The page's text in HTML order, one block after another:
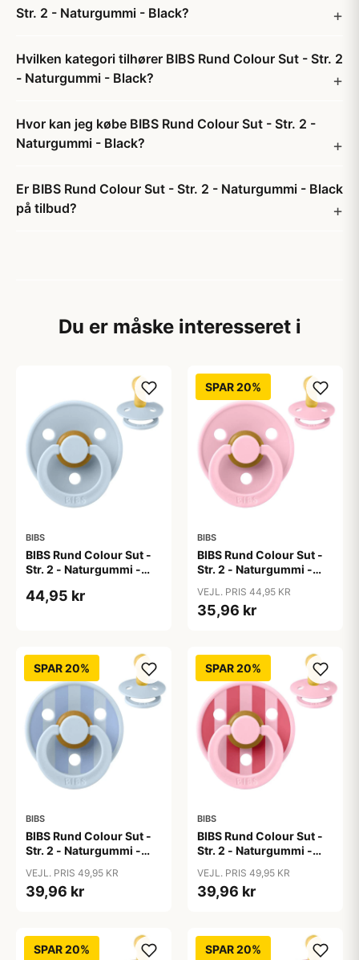
Str. 2 - Naturgummi - Black?
Hvilken kategori tilhører BIBS Rund Colour Sut - Str. 2
- Naturgummi - Black?
Hvor kan jeg købe BIBS Rund Colour Sut - Str. 2 -
Naturgummi - Black?
Er BIBS Rund Colour Sut - Str. 2 - Naturgummi - Black
på tilbud?
Du er måske interesseret i
BIBS
BIBS Rund Colour Sut -
Str. 2 - Naturgummi -
44,95 kr
SPAR 20%
BIBS
BIBS Rund Colour Sut -
Str. 2 - Naturgummi -
VEJL. PRIS 44,95 KR
35,96 kr
SPAR 20%
BIBS
BIBS Rund Colour Sut -
Str. 2 - Naturgummi -
Blue/Dusty Blue
VEJL. PRIS 49,95 KR
39,96 kr
SPAR 20%
BIBS
BIBS Rund Colour Sut -
Str. 2 - Naturgummi -
Pink/Coral
VEJL. PRIS 49,95 KR
39,96 kr
SPAR 20% SPAR 20%